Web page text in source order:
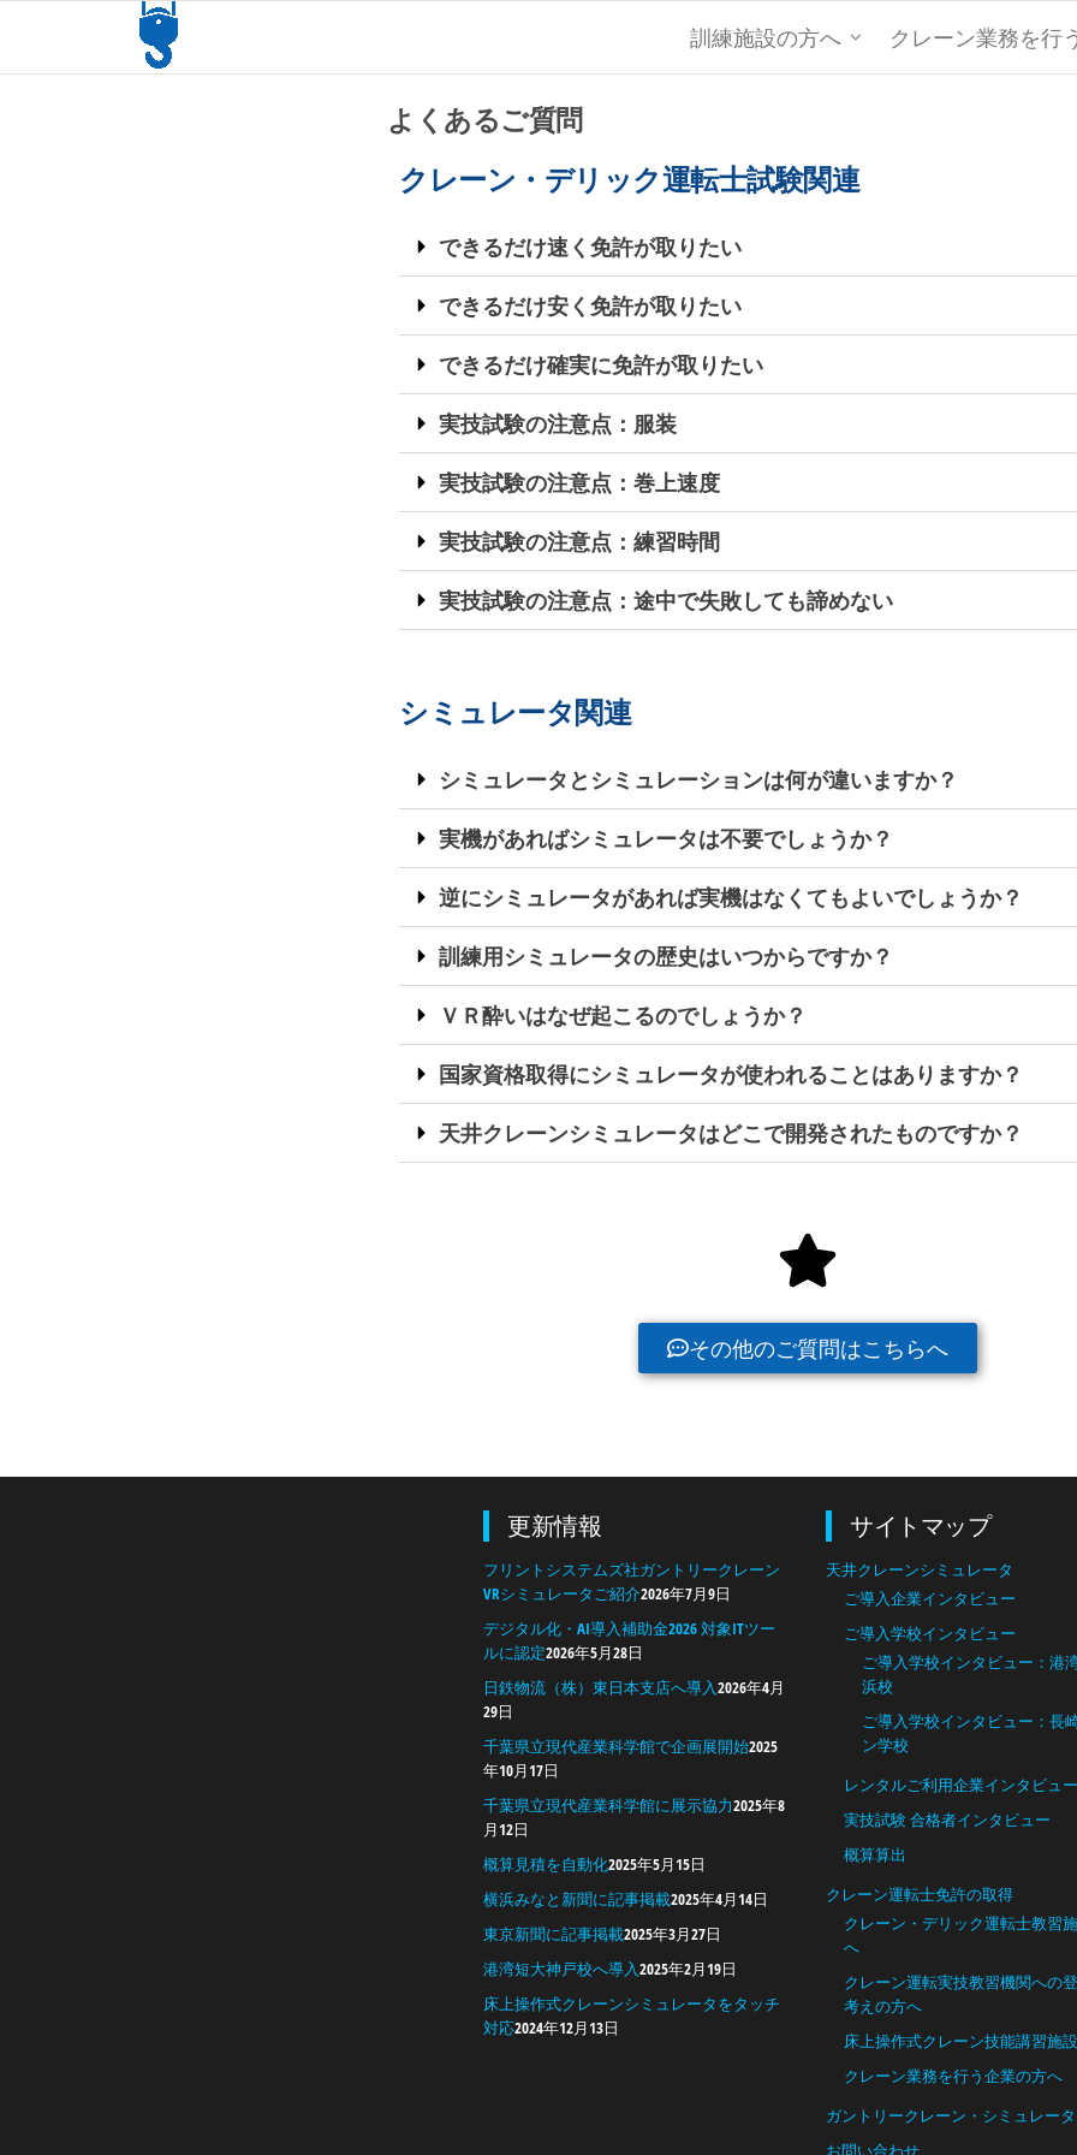
井
っと
訓練施設の方へ クレーン業務を行
よくあるご質問
クレーン・デリック運転士試験関連
できるだけ速く免許が取りたい
できるだけ安く免許が取りたい
できるだけ確実に免許が取りたい
実技試験の注意点：服装
実技試験の注意点：巻上速度
実技試験の注意点：練習時間
実技試験の注意点：途中で失敗しても諦めない
シミュレータ関連
シミュレータとシミュレーションは何が違いますか？
実機があればシミュレータは不要でしょうか？
逆にシミュレータがあれば実機はなくてもよいでしょうか？
訓練用シミュレータの歴史はいつからですか？
ＶＲ酔いはなぜ起こるのでしょうか？
国家資格取得にシミュレータが使われることはありますか？
天井クレーンシミュレータはどこで開発されたものですか？
その他のご質問はこちらへ
更新情報
フリントシステムズ社ガントリークレーン
VRシミュレータご紹介2026年7月9日
デジタル化・AI導入補助金2026 対象ITツー
ルに認定2026年5月28日
日鉄物流（株）東日本支店へ導入2026年4月
29日
千葉県立現代産業科学館で企画展開始2025
年10月17日
千葉県立現代産業科学館に展示協力2025年8
月12日
概算見積を自動化2025年5月15日
横浜みなと新聞に記事掲載2025年4月14日
東京新聞に記事掲載2025年3月27日
港湾短大神戸校へ導入2025年2月19日
床上操作式クレーンシミュレータをタッチ
対応2024年12月13日
サイトマップ
天井クレーンシミュレータ
ご導入企業インタビュー
ご導入学校インタビュー
ご導入学校インタビュー：港
浜校
ご導入学校インタビュー：長
ン学校
レンタルご利用企業インタビュー
実技試験 合格者インタビュー
概算算出
クレーン運転士免許の取得
クレーン・デリック運転士教習
へ
クレーン運転実技教習機関への
考えの方へ
床上操作式クレーン技能講習施
クレーン業務を行う企業の方へ
ガントリークレーン・シミュレータ
お問い合わせ